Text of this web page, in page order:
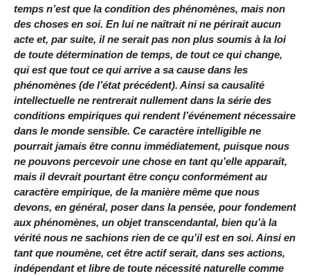
temps n’est que la condition des phénomènes, mais non
des choses en soi. En lui ne naîtrait ni ne périrait aucun
acte et, par suite, il ne serait pas non plus soumis à la loi
de toute détermination de temps, de tout ce qui change,
qui est que tout ce qui arrive a sa cause dans les
phénomènes (de l’état précédent). Ainsi sa causalité
intellectuelle ne rentrerait nullement dans la série des
conditions empiriques qui rendent l’événement nécessaire
dans le monde sensible. Ce caractère intelligible ne
pourrait jamais être connu immédiatement, puisque nous
ne pouvons percevoir une chose en tant qu’elle apparaît,
mais il devrait pourtant être conçu conformément au
caractère empirique, de la manière même que nous
devons, en général, poser dans la pensée, pour fondement
aux phénomènes, un objet transcendantal, bien qu’à la
vérité nous ne sachions rien de ce qu’il est en soi. Ainsi en
tant que noumène, cet être actif serait, dans ses actions,
indépendant et libre de toute nécessité naturelle comme